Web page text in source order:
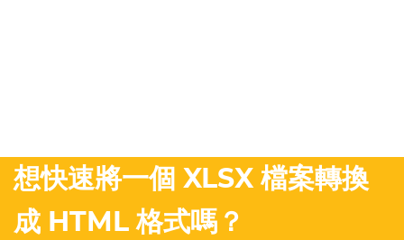
想快速將一個 XLSX 檔案轉換
成 HTML 格式嗎？